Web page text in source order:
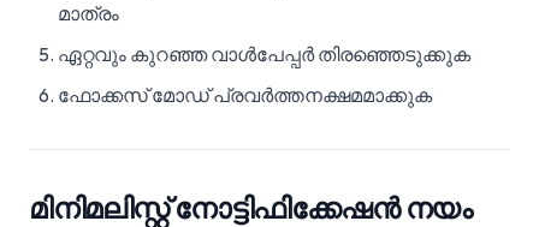
മാത്രം
ഏറ്റവും കുറഞ്ഞ വാൾപേപ്പർ തിരഞ്ഞെടുക്കുക
ഫോക്കസ് മോഡ് പ്രവർത്തനക്ഷമമാക്കുക
മിനിമലിസ്റ്റ് നോട്ടിഫിക്കേഷൻ നയം